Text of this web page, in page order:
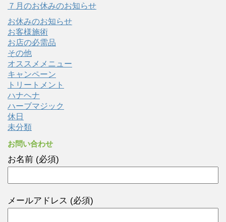
７月のお休みのお知らせ
お休みのお知らせ
お客様施術
お店の必需品
その他
オススメメニュー
キャンペーン
トリートメント
ハナヘナ
ハーブマジック
休日
未分類
お問い合わせ
お名前 (必須)
メールアドレス (必須)